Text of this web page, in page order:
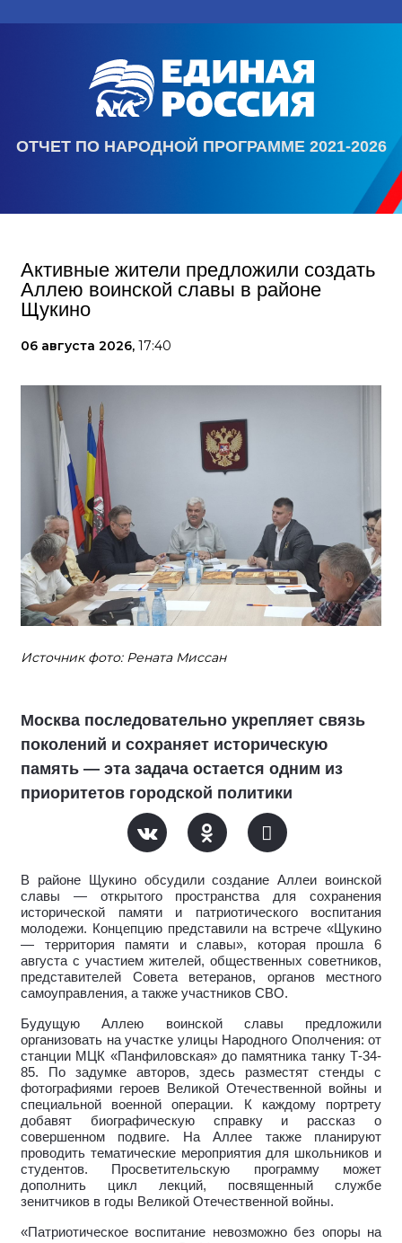
ОТЧЕТ ПО НАРОДНОЙ ПРОГРАММЕ 2021-2026
Активные жители предложили создать
Аллею воинской славы в районе
Щукино
06 августа 2026, 17:40
Источник фото: Рената Миссан
Москва последовательно укрепляет связь
поколений и сохраняет историческую
память — эта задача остается одним из
приоритетов городской политики
В районе Щукино обсудили создание Аллеи воинской
славы — открытого пространства для сохранения
исторической памяти и патриотического воспитания
молодежи. Концепцию представили на встрече «Щукино
— территория памяти и славы», которая прошла 6
августа с участием жителей, общественных советников,
представителей Совета ветеранов, органов местного
самоуправления, а также участников СВО.
Будущую Аллею воинской славы предложили
организовать на участке улицы Народного Ополчения: от
станции МЦК «Панфиловская» до памятника танку Т-34-
85. По задумке авторов, здесь разместят стенды с
фотографиями героев Великой Отечественной войны и
специальной военной операции. К каждому портрету
добавят биографическую справку и рассказ о
совершенном подвиге. На Аллее также планируют
проводить тематические мероприятия для школьников и
студентов. Просветительскую программу может
дополнить цикл лекций, посвященный службе
зенитчиков в годы Великой Отечественной войны.
«Патриотическое воспитание невозможно без опоры на